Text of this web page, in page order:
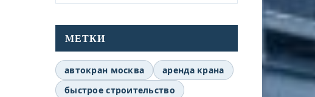
МЕТКИ
автокран москва
аренда крана
быстрое строительство